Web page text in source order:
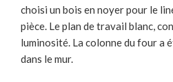
choisi un bois en noyer pour le
pièce. Le plan de travail blanc,
luminosité. La colonne du four a
dans le mur.